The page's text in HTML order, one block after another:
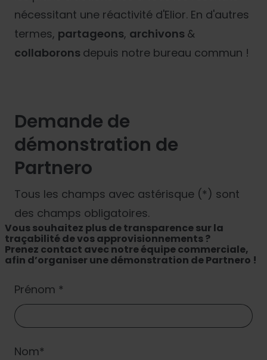
nécessitant une réactivité d'Elior. En d'autres
termes, partageons, archivons &
collaborons depuis notre bureau commun !
Demande de
démonstration de
Partnero
Tous les champs avec astérisque (*) sont
des champs obligatoires.
Vous souhaitez plus de transparence sur la
traçabilité de vos approvisionnements ?
Prenez contact avec notre équipe commerciale,
afin d’organiser une démonstration de Partnero !
Prénom
Nom